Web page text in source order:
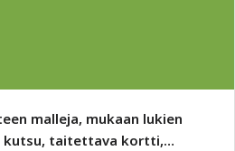
malleja, mukaan lukien
taitettava kortti,